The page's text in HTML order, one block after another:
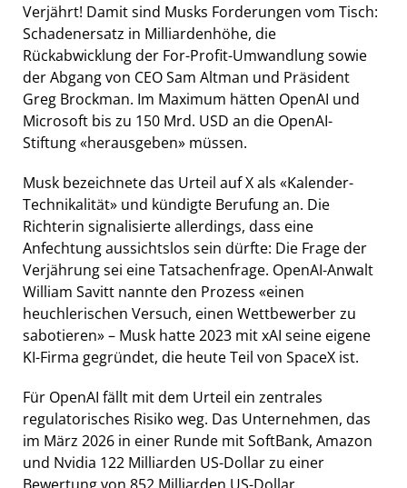
Verjährt! Damit sind Musks Forderungen vom Tisch:
Schadenersatz in Milliardenhöhe, die
Rückabwicklung der For-Profit-Umwandlung sowie
der Abgang von CEO Sam Altman und Präsident
Greg Brockman. Im Maximum hätten OpenAI und
Microsoft bis zu 150 Mrd. USD an die OpenAI-
Stiftung «herausgeben» müssen.
Musk bezeichnete das Urteil auf X als «Kalender-
Technikalität» und kündigte Berufung an. Die
Richterin signalisierte allerdings, dass eine
Anfechtung aussichtslos sein dürfte: Die Frage der
Verjährung sei eine Tatsachenfrage. OpenAI-Anwalt
William Savitt nannte den Prozess «einen
heuchlerischen Versuch, einen Wettbewerber zu
sabotieren» – Musk hatte 2023 mit xAI seine eigene
KI-Firma gegründet, die heute Teil von SpaceX ist.
Für OpenAI fällt mit dem Urteil ein zentrales
regulatorisches Risiko weg. Das Unternehmen, das
im März 2026 in einer Runde mit SoftBank, Amazon
und Nvidia 122 Milliarden US-Dollar zu einer